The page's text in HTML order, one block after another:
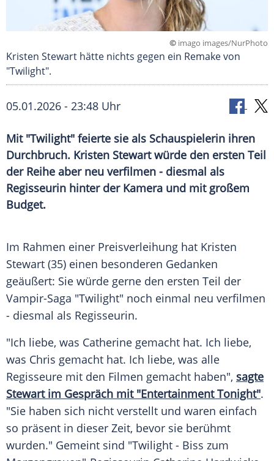
© imago images/NurPhoto
Kristen Stewart hätte nichts gegen ein Remake von
"Twilight".
05.01.2026 - 23:48 Uhr
Mit "Twilight" feierte sie als Schauspielerin ihren
Durchbruch. Kristen Stewart würde den ersten Teil
der Reihe aber neu verfilmen - diesmal als
Regisseurin hinter der Kamera und mit großem
Budget.
Im Rahmen einer Preisverleihung hat Kristen
Stewart (35) einen besonderen Gedanken
geäußert: Sie würde gerne den ersten Teil der
Vampir-Saga "Twilight" noch einmal neu verfilmen
- diesmal als Regisseurin.
"Ich liebe, was Catherine gemacht hat. Ich liebe,
was Chris gemacht hat. Ich liebe, was alle
Regisseure mit den Filmen gemacht haben", sagte
Stewart im Gespräch mit "Entertainment Tonight".
"Sie haben sich nicht verstellt und waren einfach
so präsent in dieser Zeit, bevor sie berühmt
wurden." Gemeint sind "Twilight - Biss zum